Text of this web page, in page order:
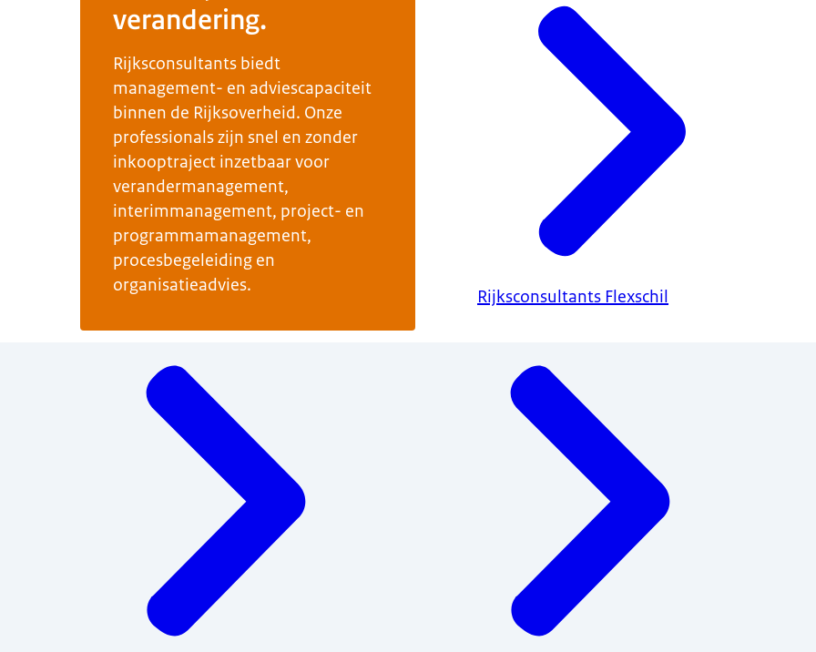
verandering.
Rijksconsultants biedt
management- en adviescapaciteit
binnen de Rijksoverheid. Onze
professionals zijn snel en zonder
inkooptraject inzetbaar voor
verandermanagement,
interimmanagement, project- en
programmamanagement,
procesbegeleiding en
organisatieadvies.
Rijksconsultants Flexschil